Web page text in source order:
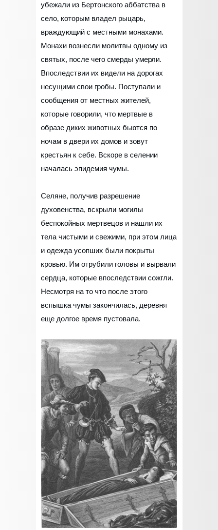
убежали из Бертонского аббатства в
село, которым владел рыцарь,
враждующий с местными монахами.
Монахи вознесли молитвы одному из
святых, после чего смерды умерли.
Впоследствии их видели на дорогах
несущими свои гробы. Поступали и
сообщения от местных жителей,
которые говорили, что мертвые в
образе диких животных бьются по
ночам в двери их домов и зовут
крестьян к себе. Вскоре в селении
началась эпидемия чумы.
Селяне, получив разрешение
духовенства, вскрыли могилы
беспокойных мертвецов и нашли их
тела чистыми и свежими, при этом лица
и одежда усопших были покрыты
кровью. Им отрубили головы и вырвали
сердца, которые впоследствии сожгли.
Несмотря на то что после этого
вспышка чумы закончилась, деревня
еще долгое время пустовала.